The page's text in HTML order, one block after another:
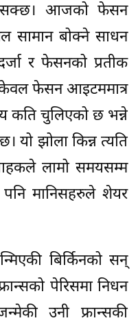
सक्छ। आजको फेसन
सामान बोक्ने साधन
र फेसनको प्रतीक
फेसन आइटममात्र
कति चुलिएको छ भन्ने
यो झोला किन्न त्यति
लामो समयसम्म
पनि मानिसहरुले शेयर
बिर्किनको सन्
पेरिसमा निधन
उनी फ्रान्सकी